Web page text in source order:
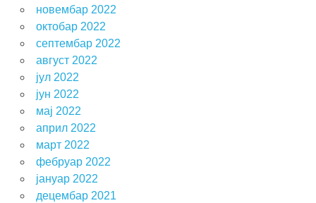
новембар 2022
октобар 2022
септембар 2022
август 2022
јул 2022
јун 2022
мај 2022
април 2022
март 2022
фебруар 2022
јануар 2022
децембар 2021